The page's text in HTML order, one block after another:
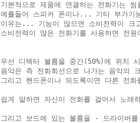
기본적으로 제품에 연결하는 전화기는
예를들어 스피커 폰이나... 기타 부가기
이유는... 기능이 많으면 소비전력이 크
소비전력이 많은 전화기를 사용하면 전
우선 디텍터 볼륨을 중간(50%)에 위치
음악은 즉 전화회선으로 나가는 음악의
그리고 핸드폰이나 되도록이면 다른 전
쉽게 말하면 자신이 전화를 걸어서 노래
그리고 보드에 있는 볼륨을 - 드라이버